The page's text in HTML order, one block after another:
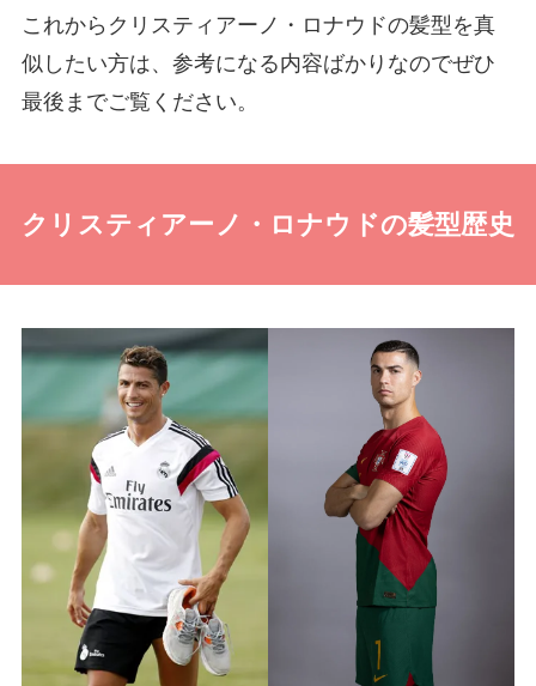
これからクリスティアーノ・ロナウドの髪型を真
似したい方は、参考になる内容ばかりなのでぜひ
最後までご覧ください。
クリスティアーノ・ロナウドの髪型歴史